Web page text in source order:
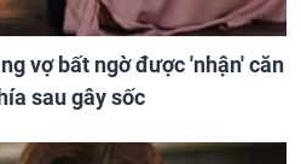
vợ bất ngờ được 'nhận' căn
sau gây sốc